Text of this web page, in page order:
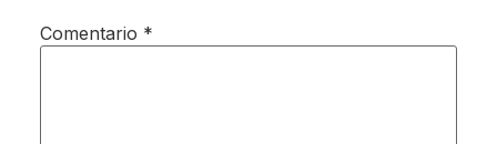
Comentario *